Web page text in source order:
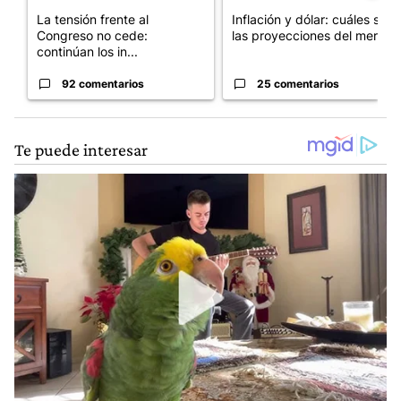
La tensión frente al
Congreso no cede:
continúan los in...
92 comentarios
Inflación y dólar: cuáles son
las proyecciones del merc...
25 comentarios